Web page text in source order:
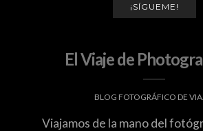
¡SÍGUEME!
El Viaje de
BLOG FOTOGRÁFICO DE
Viajamos de la mano del